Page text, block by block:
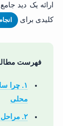
ارائه یک دید
کلیدی برای
فهرست
۱. چرا
محلی
۲. مراحل کلیدی در نگارش پایان‌نامه